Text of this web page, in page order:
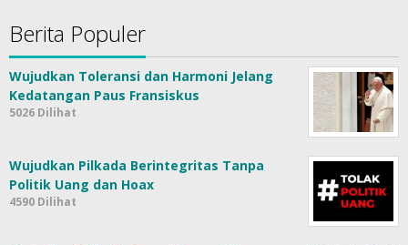
Berita Populer
Wujudkan Toleransi dan Harmoni Jelang
Kedatangan Paus Fransiskus
5026 Dilihat
Wujudkan Pilkada Berintegritas Tanpa
Politik Uang dan Hoax
4590 Dilihat